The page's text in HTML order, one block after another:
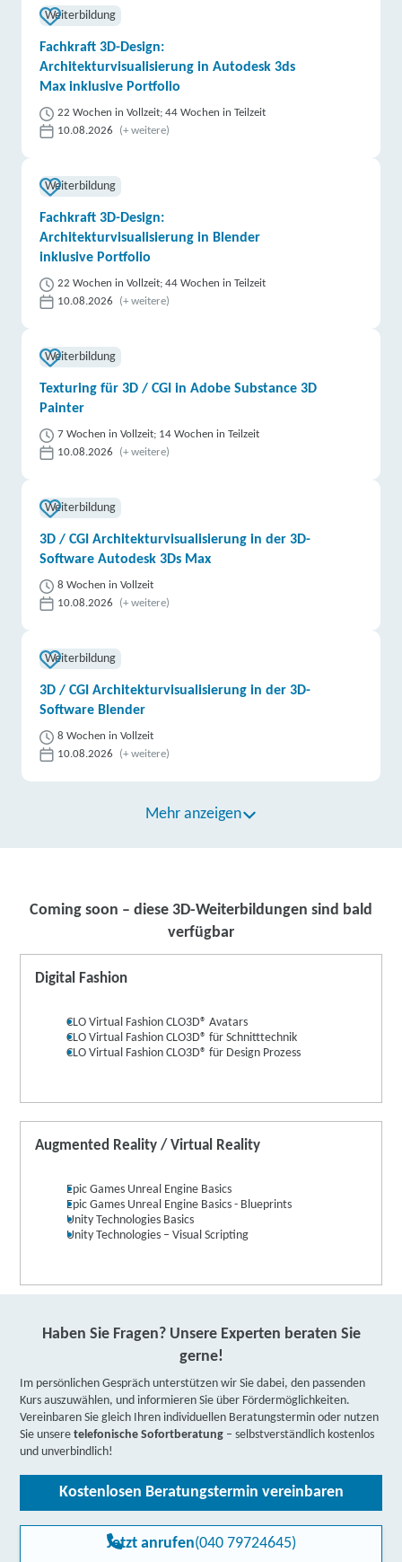
Weiterbildung
Fachkraft 3D-Design:
Architekturvisualisierung in Autodesk 3ds
Max inklusive Portfolio
22 Wochen in Vollzeit; 44 Wochen in Teilzeit
10.08.2026
(+ weitere)
Weiterbildung
Fachkraft 3D-Design:
Architekturvisualisierung in Blender
inklusive Portfolio
22 Wochen in Vollzeit; 44 Wochen in Teilzeit
10.08.2026
(+ weitere)
Weiterbildung
Texturing für 3D / CGI in Adobe Substance 3D
Painter
7 Wochen in Vollzeit; 14 Wochen in Teilzeit
10.08.2026
(+ weitere)
Weiterbildung
3D / CGI Architekturvisualisierung in der 3D-
Software Autodesk 3Ds Max
8 Wochen in Vollzeit
10.08.2026
(+ weitere)
Weiterbildung
3D / CGI Architekturvisualisierung in der 3D-
Software Blender
8 Wochen in Vollzeit
10.08.2026
(+ weitere)
Mehr anzeigen
Coming soon – diese 3D-Weiterbildungen sind bald
verfügbar
Digital Fashion
CLO Virtual Fashion CLO3D® Avatars
CLO Virtual Fashion CLO3D® für Schnitttechnik
CLO Virtual Fashion CLO3D® für Design Prozess
Augmented Reality / Virtual Reality
Epic Games Unreal Engine Basics
Epic Games Unreal Engine Basics - Blueprints
Unity Technologies Basics
Unity Technologies – Visual Scripting
Haben Sie Fragen? Unsere Experten beraten Sie
gerne!
Im persönlichen Gespräch unterstützen wir Sie dabei, den passenden
Kurs auszuwählen, und informieren Sie über Fördermöglichkeiten.
Vereinbaren Sie gleich Ihren individuellen Beratungstermin oder nutzen
Sie unseretelefonische Sofortberatung – selbstverständlich kostenlos
und unverbindlich!
Kostenlosen Beratungstermin vereinbaren
Jetzt anrufen(040 79724645)